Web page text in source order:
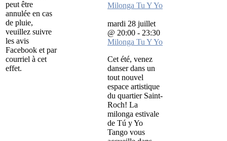
peut être
annulée en cas
de pluie,
veuillez suivre
les avis
Facebook et par
courriel à cet
effet.
Milonga Tu Y Yo
mardi 28 juillet
@ 20:00 - 23:30
Milonga Tu Y Yo
Cet été, venez
danser dans un
tout nouvel
espace artistique
du quartier Saint-
Roch! La
milonga estivale
de Tú y Yo
Tango vous